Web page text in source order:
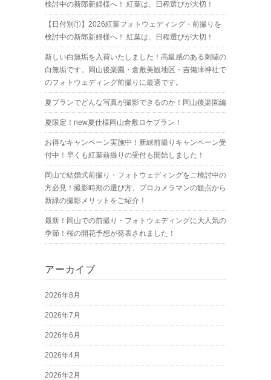
検討中の新郎新婦様へ！ 紅葉は、日程選びが大切！
【日付別①】2026紅葉フォトウェディング・前撮りを
検討中の新郎新婦様へ！ 紅葉は、日程選びが大切！
新しい白無垢を入荷いたしました！高級感のある刺繍の
白無垢です。岡山後楽園・倉敷美観地区・吉備津神社で
のフォトウェディング前撮りに最適です。
夏プランでどんな写真が撮影できるのか！岡山後楽園編
夏限定！new夏仕様岡山倉敷ロケプラン！
お得なキャンペーン実施中！新緑前撮りキャンペーン受
付中！早くも紅葉前撮りの受付も開始しました！
岡山で結婚式前撮り・フォトウェディングをご検討中の
方必見！撮影時期の選び方、プロカメラマンの観点から
新緑の撮影メリットをご紹介！
最新！岡山での前撮り・フォトウェディングに大人気の
季節！桜の開花予想が発表されました！
アーカイブ
2026年8月
2026年7月
2026年6月
2026年4月
2026年2月